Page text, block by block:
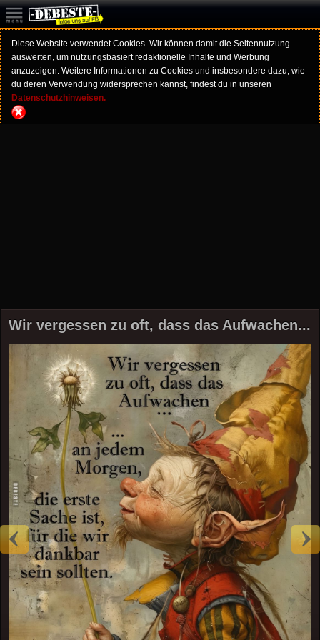
Diese Website verwendet Cookies. Wir können damit die Seitennutzung
auswerten, um nutzungsbasiert redaktionelle Inhalte und Werbung
anzuzeigen. Weitere Informationen zu Cookies und insbesondere dazu, wie
du deren Verwendung widersprechen kannst, findest du in unseren
Datenschutzhinweisen.
Wir vergessen zu oft, dass das Aufwachen...